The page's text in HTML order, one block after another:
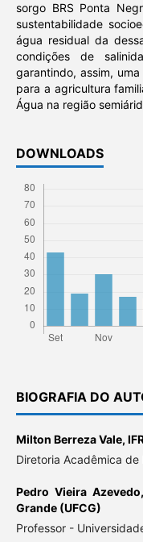
sorgo BRS Ponta
sustentabilidade
água residual da
condições de
garantindo, assim,
para a agricultura
Água na região
DOWNLOADS
BIOGRAFIA DO
Milton Berreza Vale,
Diretoria Acadêmica
Pedro Vieira Azevedo,
Grande (UFCG)
Professor -